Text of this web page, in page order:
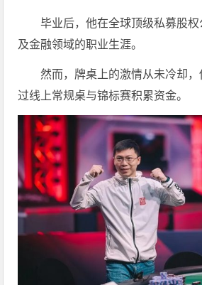
毕业后，他在全球顶级私募股
及金融领域的职业生涯。
然而，牌桌上的激情从未冷却
过线上常规桌与锦标赛积累资金。